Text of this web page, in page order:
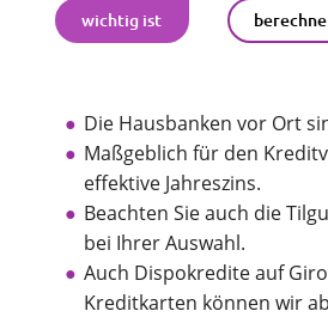
wichtig ist
Die Hausbanken vor Ort
Maßgeblich für den
effektive Jahreszins.
Beachten Sie auch die
bei Ihrer Auswahl.
Auch Dispokredite auf
Kreditkarten können wir